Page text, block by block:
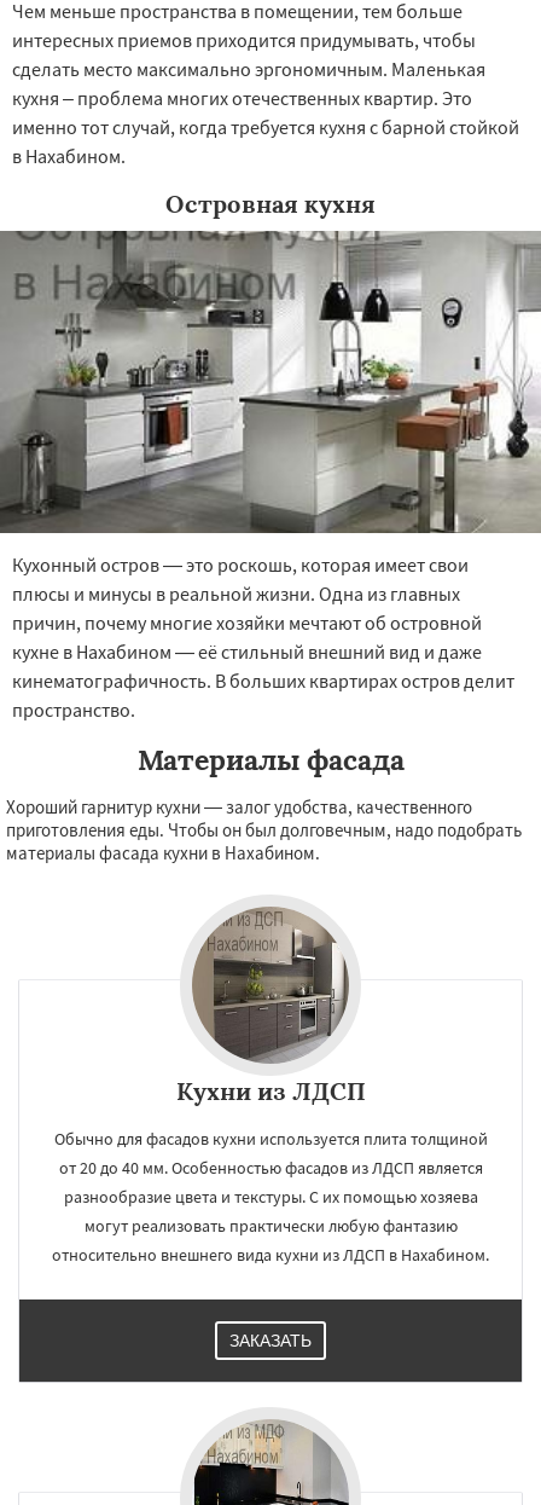
Чем меньше пространства в помещении, тем больше
интересных приемов приходится придумывать, чтобы
сделать место максимально эргономичным. Маленькая
кухня – проблема многих отечественных квартир. Это
именно тот случай, когда требуется кухня с барной стойкой
в Нахабином.
Островная кухня
Кухонный остров — это роскошь, которая имеет свои
плюсы и минусы в реальной жизни. Одна из главных
причин, почему многие хозяйки мечтают об островной
кухне в Нахабином — её стильный внешний вид и даже
кинематографичность. В больших квартирах остров делит
пространство.
Материалы фасада
Хороший гарнитур кухни — залог удобства, качественного
приготовления еды. Чтобы он был долговечным, надо подобрать
материалы фасада кухни в Нахабином.
Кухни из ЛДСП
Обычно для фасадов кухни используется плита толщиной
от 20 до 40 мм. Особенностью фасадов из ЛДСП является
разнообразие цвета и текстуры. С их помощью хозяева
могут реализовать практически любую фантазию
относительно внешнего вида кухни из ЛДСП в Нахабином.
ЗАКАЗАТЬ